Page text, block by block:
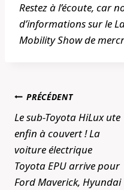
Restez à l’écoute, car
d’informations sur le
Mobility Show de
Navigation
de
l’article
PRÉCÉDENT
Le sub-Toyota HiLux ute
enfin à couvert ! La
voiture électrique
Toyota EPU arrive pour
Ford Maverick, Hyundai